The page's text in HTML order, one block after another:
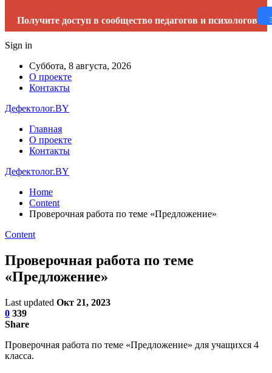
Получите доступ в сообщество педагогов и психологов
Sign in
Суббота, 8 августа, 2026
О проекте
Контакты
Дефектолог.BY
Главная
О проекте
Контакты
Дефектолог.BY
Home
Content
Проверочная работа по теме «Предложение»
Content
Проверочная работа по теме
«Предложение»
Last updated Окт 21, 2023
0 339
Share
Проверочная работа по теме «Предложение» для учащихся 4
класса.